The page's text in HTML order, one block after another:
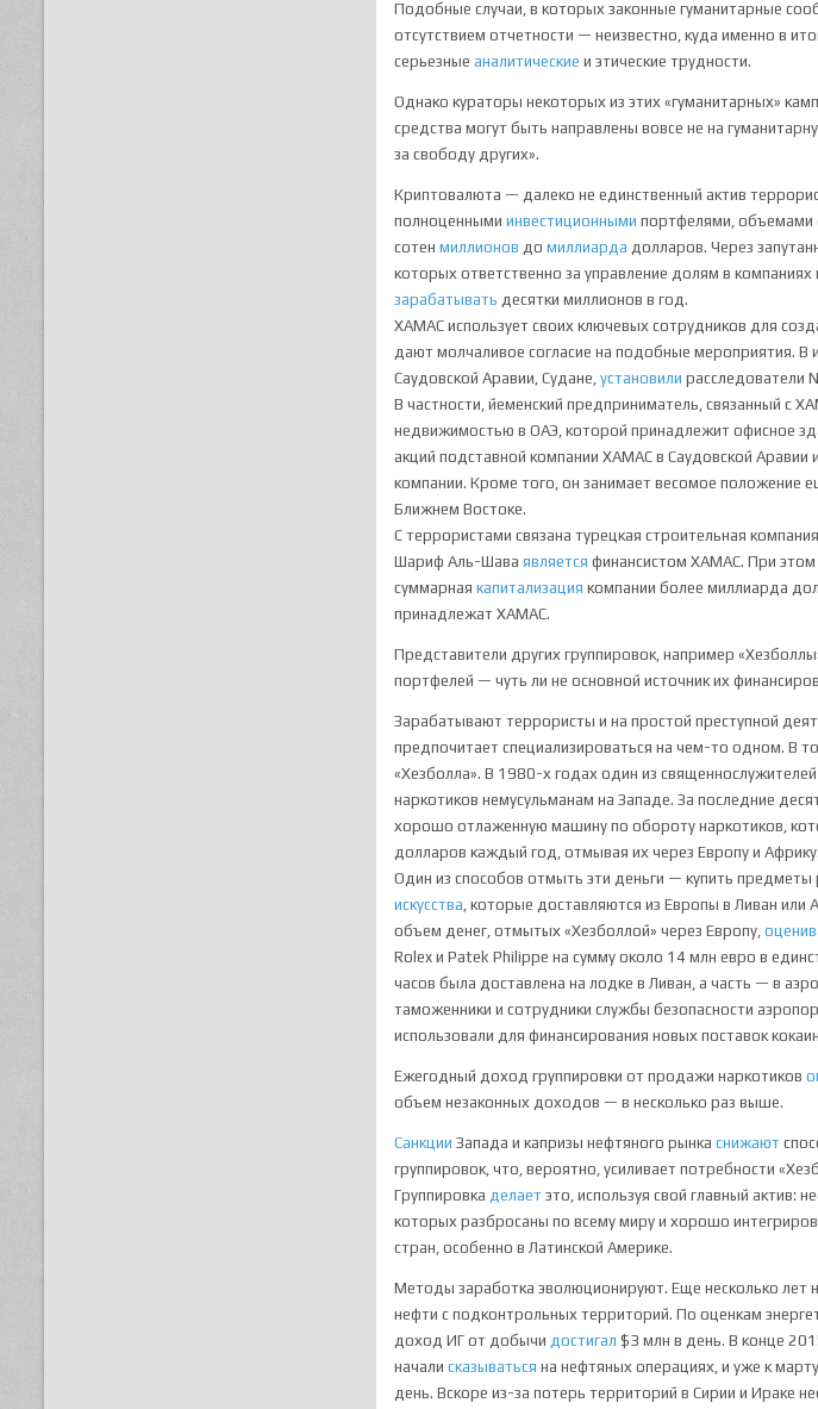
Подобные случаи, в которых законные гуманитарные
отсутствием отчетности — неизвестно, куда именно в
серьезныеаналитические и этические трудности.
Однако кураторы некоторых из этих «гуманитарных»
средства могут быть направлены вовсе не на
за свободу других».
Криптовалюта — далеко не единственный актив
полноценнымиинвестиционными портфелями, объемами
сотенмиллионов домиллиарда долларов. Через
которых ответственно за управление долям в компаниях
зарабатывать десятки миллионов в год.
ХАМАС использует своих ключевых сотрудников для
дают молчаливое согласие на подобные мероприятия.
Саудовской Аравии, Судане,установили расследователи
В частности, йеменский предприниматель, связанный с
недвижимостью в ОАЭ, которой принадлежит офисное
акций подставной компании ХАМАС в Саудовской
компании. Кроме того, он занимает весомое положение
Ближнем Востоке.
С террористами связана турецкая строительная
Шариф Аль-Шаваявляется финансистом ХАМАС. При
суммарнаякапитализация компании более миллиарда
принадлежат ХАМАС.
Представители других группировок, например
портфелей — чуть ли не основной источник их
Зарабатывают террористы и на простой преступной
предпочитает специализироваться на чем-то одном. В
«Хезболла». В 1980-х годах один из
наркотиков немусульманам на Западе. За последние
хорошо отлаженную машину по обороту наркотиков,
долларов каждый год, отмывая их через Европу и Африку.
Один из способов отмыть эти деньги — купить
искусства, которые доставляются из Европы в Ливан
объем денег, отмытых «Хезболлой» через Европу,
Rolex и Patek Philippe на сумму около 14 млн евро в
часов была доставлена на лодке в Ливан, а часть — в
таможенники и сотрудники службы безопасности
использовали для финансирования новых поставок
Ежегодный доход группировки от продажи наркотиков
объем незаконных доходов — в несколько раз выше.
Санкции Запада и капризы нефтяного рынкаснижают
группировок, что, вероятно, усиливает потребности
Группировкаделает это, используя свой главный актив:
которых разбросаны по всему миру и хорошо
стран, особенно в Латинской Америке.
Методы заработка эволюционируют. Еще несколько
нефти с подконтрольных территорий. По оценкам
доход ИГ от добычидостигал $3 млн в день. В конце
началисказываться на нефтяных операциях, и уже к
день. Вскоре из-за потерь территорий в Сирии и Ираке